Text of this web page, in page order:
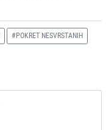
#POKRET NESVRSTANIH